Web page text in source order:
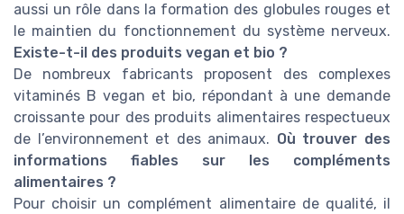
aussi un rôle dans la formation des globules rouges et
le maintien du fonctionnement du système nerveux.
Existe-t-il des produits vegan et bio ?
De nombreux fabricants proposent des complexes
vitaminés B vegan et bio, répondant à une demande
croissante pour des produits alimentaires respectueux
de l’environnement et des animaux. Où trouver des
informations fiables sur les compléments
alimentaires ?
Pour choisir un complément alimentaire de qualité, il